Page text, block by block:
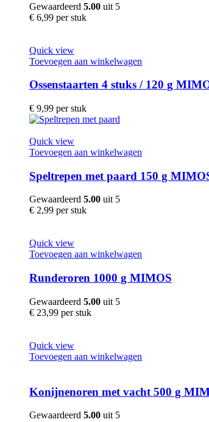
Gewaardeerd 5.00 uit 5
€ 6,99 per stuk
Quick view
Toevoegen aan winkelwagen
Ossenstaarten 4 stuks / 120 g
€ 9,99 per stuk
Quick view
Toevoegen aan winkelwagen
Speltrepen met paard 150 g
Gewaardeerd 5.00 uit 5
€ 2,99 per stuk
Quick view
Toevoegen aan winkelwagen
Runderoren 1000 g MIMOS
Gewaardeerd 5.00 uit 5
€ 23,99 per stuk
Quick view
Toevoegen aan winkelwagen
Konijnenoren met vacht 500 g
Gewaardeerd 5.00 uit 5